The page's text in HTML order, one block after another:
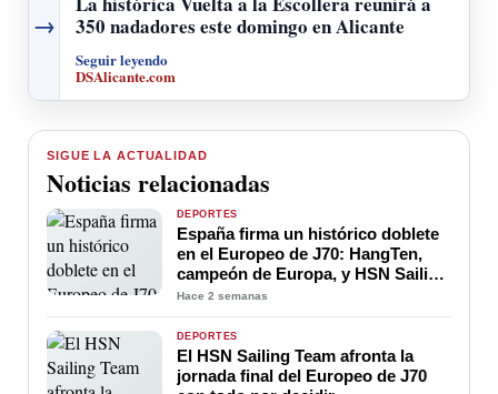
→
350 nadadores este domingo en Alicante
Seguir leyendo
DSAlicante.com
SIGUE LA ACTUALIDAD
Noticias relacionadas
DEPORTES
España firma un histórico doblete
en el Europeo de J70: HangTen,
campeón de Europa, y HSN Sailing
Team, subcampeón
Hace 2 semanas
DEPORTES
El HSN Sailing Team afronta la
jornada final del Europeo de J70